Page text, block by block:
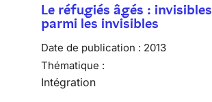
Le réfugiés âgés : invisibles
parmi les invisibles
Date de publication : 2013
Thématique :
Intégration